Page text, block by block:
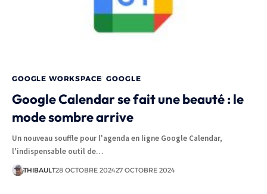
GOOGLE WORKSPACE GOOGLE
Google Calendar se fait une beauté : le
mode sombre arrive
Un nouveau souffle pour l'agenda en ligne Google Calendar,
l'indispensable outil de…
THIBAULT28 OCTOBRE 202427 OCTOBRE 2024